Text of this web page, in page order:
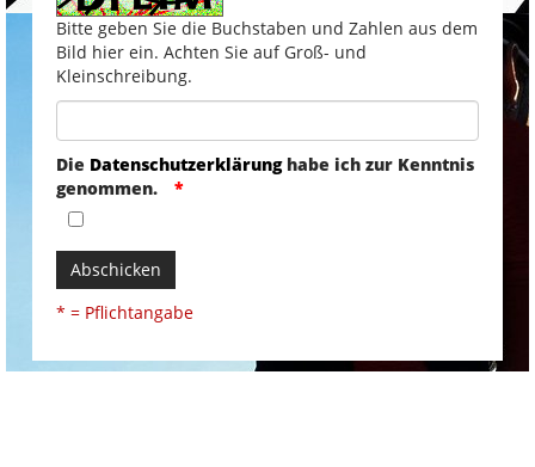
Bitte geben Sie die Buchstaben und Zahlen aus dem
Bild hier ein. Achten Sie auf Groß- und
Kleinschreibung.
Die Datenschutzerklärunghabe ich zur Kenntnis
genommen.
Abschicken
* = Pflichtangabe